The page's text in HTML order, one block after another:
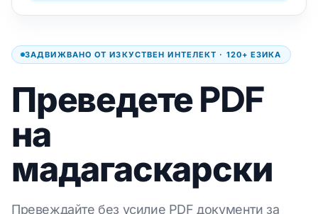
ЗАДВИЖВАНО ОТ ИЗКУСТВЕН ИНТЕЛЕКТ · 120+ ЕЗИКА
Преведете PDF
на
мадагаскарски
Превеждайте без усилие PDF документи за